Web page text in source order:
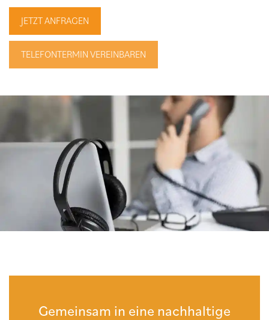
JETZT ANFRAGEN
TELEFONTERMIN VEREINBAREN
Gemeinsam in eine nachhaltige